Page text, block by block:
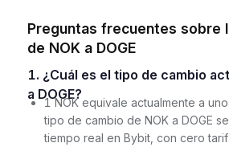
Preguntas frecuentes sobre
de NOK a DOGE
1. ¿Cuál es el tipo de cambio actual de 1 NOK
a DOGE?
1 NOK equivale actualmente a
tipo de cambio de NOK a DOGE
tiempo real en Bybit, con cero